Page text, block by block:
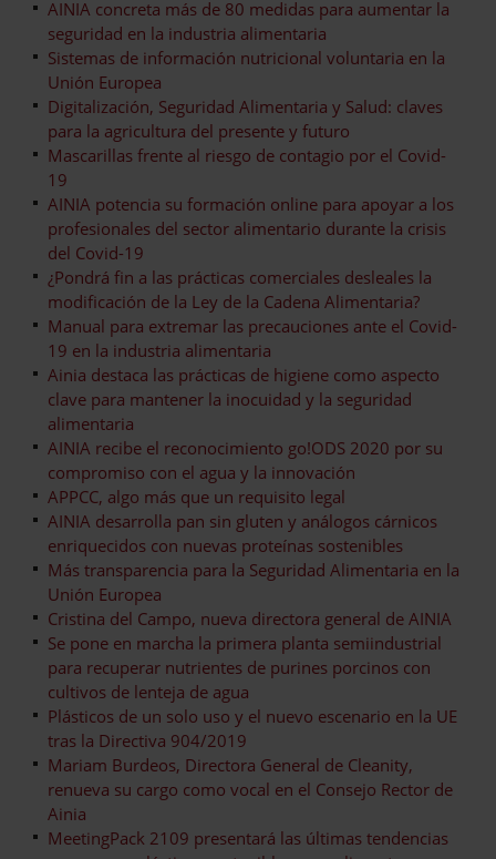
AINIA concreta más de 80 medidas para aumentar la
seguridad en la industria alimentaria
Sistemas de información nutricional voluntaria en la
Unión Europea
Digitalización, Seguridad Alimentaria y Salud: claves
para la agricultura del presente y futuro
Mascarillas frente al riesgo de contagio por el Covid-
19
AINIA potencia su formación online para apoyar a los
profesionales del sector alimentario durante la crisis
del Covid-19
¿Pondrá fin a las prácticas comerciales desleales la
modificación de la Ley de la Cadena Alimentaria?
Manual para extremar las precauciones ante el Covid-
19 en la industria alimentaria
Ainia destaca las prácticas de higiene como aspecto
clave para mantener la inocuidad y la seguridad
alimentaria
AINIA recibe el reconocimiento go!ODS 2020 por su
compromiso con el agua y la innovación
APPCC, algo más que un requisito legal
AINIA desarrolla pan sin gluten y análogos cárnicos
enriquecidos con nuevas proteínas sostenibles
Más transparencia para la Seguridad Alimentaria en la
Unión Europea
Cristina del Campo, nueva directora general de AINIA
Se pone en marcha la primera planta semiindustrial
para recuperar nutrientes de purines porcinos con
cultivos de lenteja de agua
Plásticos de un solo uso y el nuevo escenario en la UE
tras la Directiva 904/2019
Mariam Burdeos, Directora General de Cleanity,
renueva su cargo como vocal en el Consejo Rector de
Ainia
MeetingPack 2109 presentará las últimas tendencias